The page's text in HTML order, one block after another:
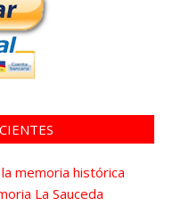
memoria histórica
La Sauceda